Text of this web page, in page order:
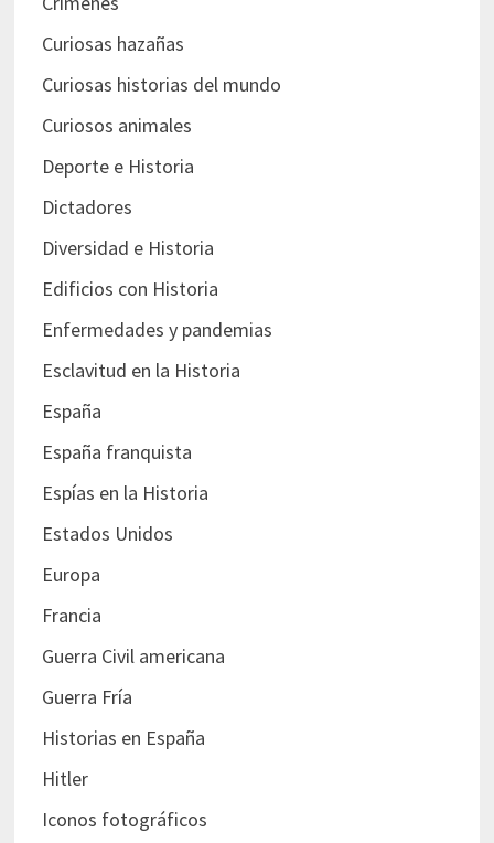
Curiosas hazañas
Curiosas historias del mundo
Curiosos animales
Deporte e Historia
Dictadores
Diversidad e Historia
Edificios con Historia
Enfermedades y pandemias
Esclavitud en la Historia
España
España franquista
Espías en la Historia
Estados Unidos
Europa
Francia
Guerra Civil americana
Guerra Fría
Historias en España
Hitler
Iconos fotográficos